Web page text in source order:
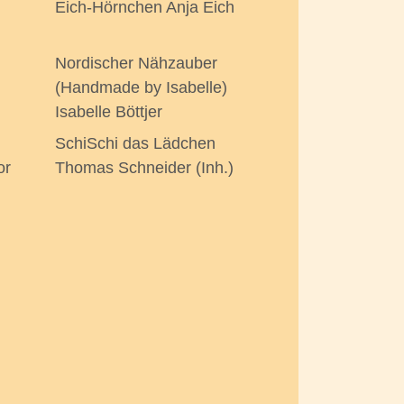
Eich-Hörnchen Anja Eich
Nordischer Nähzauber
(Handmade by Isabelle)
Isabelle Böttjer
SchiSchi das Lädchen
Thomas Schneider (Inh.)